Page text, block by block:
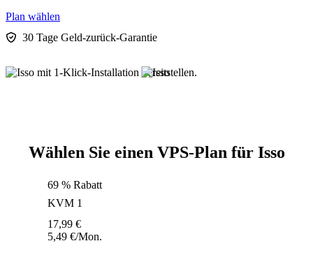
Plan wählen
30 Tage Geld-zurück-Garantie
Wählen Sie einen VPS-Plan für Isso
69 % Rabatt
KVM 1
17,99 €
5,49 €/Mon.